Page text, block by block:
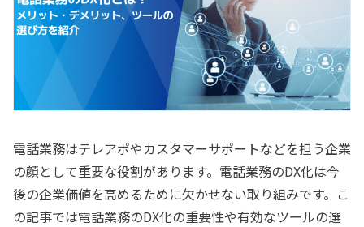
電話業務はテレアポやカスタマーサポートなどを担う企業
の顔として重要な役割があります。電話業務のDX化は今
後の企業価値を高めるために欠かせない取り組みです。こ
の記事では電話業務のDX化の重要性や有効なツールの選